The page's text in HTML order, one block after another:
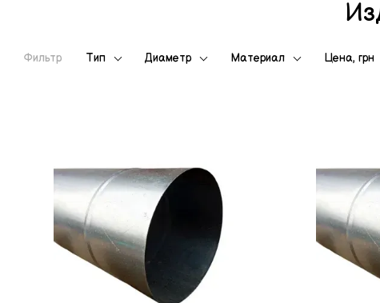
Фильтр Тип Диаметр Материал Цена, грн